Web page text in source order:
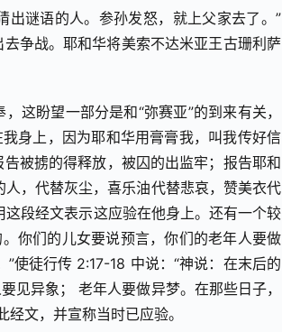
谜语的人。参孙发怒，就上父家去了。”
去争战。耶和华将美索不达米亚王古珊利萨
这盼望一部分是和“弥赛亚”的到来有关，
身上，因为耶和华用膏膏我，叫我传好信
被掳的得释放，被囚的出监牢；报告耶和
，代替灰尘，喜乐油代替悲哀，赞美衣代
段经文表示这应验在他身上。还有一个较
你们的儿女要说预言，你们的老年人要做
使徒行传 2:17-18 中说：“神说：在末后的
见异象； 老年人要做异梦。在那些日子，
文，并宣称当时已应验。